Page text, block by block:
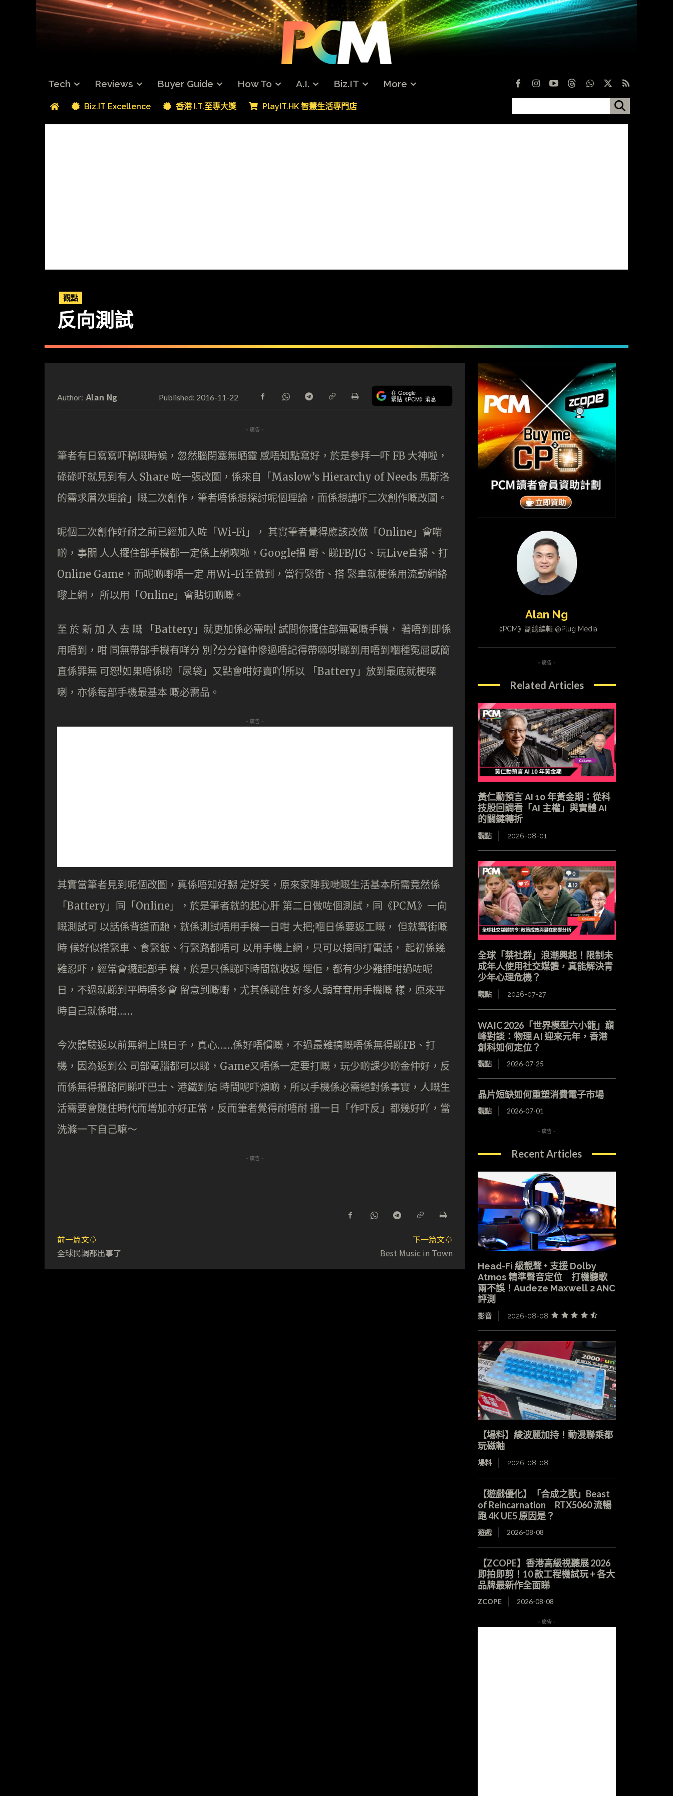
Tech Reviews Buyer Guide How To A.I. Biz.IT More
Biz.IT Excellence 香港 I.T.至專大獎 PlayIT.HK 智慧生活專門店
觀點
反向測試
Author: Alan Ng Published: 2016-11-22 在 Google
緊貼《PCM》消息
- 廣告 -
筆者有日寫寫吓稿嘅時候，忽然腦閉塞無晒靈 感唔知點寫好，於是參拜一吓 FB 大神啦，
碌碌吓就見到有人 Share 咗一張改圖，係來自「Maslow’s Hierarchy of Needs 馬斯洛
的需求層次理論」嘅二次創作，筆者唔係想探討呢個理論，而係想講吓二次創作嘅改圖。
呢個二次創作好耐之前已經加入咗「Wi-Fi」， 其實筆者覺得應該改做「Online」會啱
啲，事關 人人攞住部手機都一定係上網㗎啦，Google搵 嘢、睇FB/IG、玩Live直播、打
Online Game，而呢啲嘢唔一定 用Wi-Fi至做到，當行緊街、搭 緊車就梗係用流動網絡
嚟上網， 所以用「Online」會貼切啲嘅。
至 於 新 加 入 去 嘅 「Battery」就更加係必需啦! 試問你攞住部無電嘅手機， 著唔到即係
用唔到，咁 同無帶部手機有咩分 別?分分鐘仲慘過唔記得帶𠻹呀!睇到用唔到嗰種冤屈感簡
直係罪無 可恕!如果唔係啲「尿袋」又點會咁好賣吖!所以 「Battery」放到最底就梗㗎
喇，亦係每部手機最基本 嘅必需品。
- 廣告 -
其實當筆者見到呢個改圖，真係唔知好嬲 定好笑，原來家陣我哋嘅生活基本所需竟然係
「Battery」同「Online」，於是筆者就的起心肝 第二日做咗個測試，同《PCM》一向
嘅測試可 以話係背道而馳，就係測試唔用手機一日咁 大把;嗰日係要返工嘅， 但就響街嘅
時 候好似搭緊車、食緊飯、行緊路都唔可 以用手機上網，只可以接同打電話， 起初係幾
難忍吓，經常會攞起部手 機，於是只係睇吓時間就收返 埋佢，都有少少難捱咁過咗呢
日，不過就睇到平時唔多會 留意到嘅嘢，尤其係睇住 好多人頭耷耷用手機嘅 樣，原來平
時自己就係咁……
今次體驗返以前無網上嘅日子，真心……係好唔慣嘅，不過最難搞嘅唔係無得睇FB、打
機，因為返到公 司部電腦都可以睇，Game又唔係一定要打嘅，玩少啲課少啲金仲好，反
而係無得搵路同睇吓巴士、港鐵到站 時間呢吓煩啲，所以手機係必需絕對係事實，人嘅生
活需要會隨住時代而增加亦好正常，反而筆者覺得耐唔耐 搵一日「作吓反」都幾好吖，當
洗滌一下自己嘛～
- 廣告 -
前一篇文章
全球民調都出事了
下一篇文章
Best Music in Town
Alan Ng
《PCM》副總編輯 @Plug Media
- 廣告 -
Related Articles
黃仁勳預言 AI 10 年黃金期：從科
技股回調看「AI 主權」與實體 AI
的關鍵轉折
觀點 2026-08-01
全球「禁社群」浪潮興起！限制未
成年人使用社交媒體，真能解決青
少年心理危機？
觀點 2026-07-27
WAIC 2026「世界模型六小龍」巔
峰對談：物理 AI 迎來元年，香港
創科如何定位？
觀點 2026-07-25
晶片短缺如何重塑消費電子市場
觀點 2026-07-01
- 廣告 -
Recent Articles
Head-Fi 級靚聲 + 支援 Dolby
Atmos 精準聲音定位 打機聽歌
兩不誤！Audeze Maxwell 2 ANC
評測
影音 2026-08-08
【場料】綾波麗加持！動漫聯乘都
玩磁軸
場料 2026-08-08
【遊戲優化】「合成之獸」Beast
of Reincarnation RTX5060 流暢
跑 4K UE5 原因是？
遊戲 2026-08-08
【ZCOPE】香港高級視聽展 2026
即拍即剪！10 款工程機試玩 + 各大
品牌最新作全面睇
ZCOPE 2026-08-08
- 廣告 -